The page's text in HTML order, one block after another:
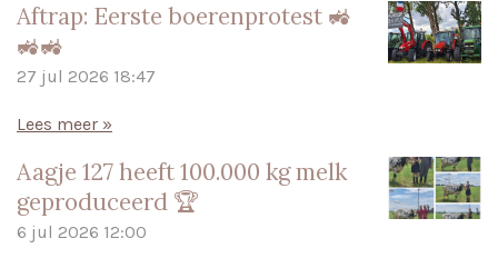
Aftrap: Eerste boerenprotest 🚜
🚜🚜
27 jul 2026 18:47
Lees meer »
Aagje 127 heeft 100.000 kg melk
geproduceerd 🏆
6 jul 2026 12:00